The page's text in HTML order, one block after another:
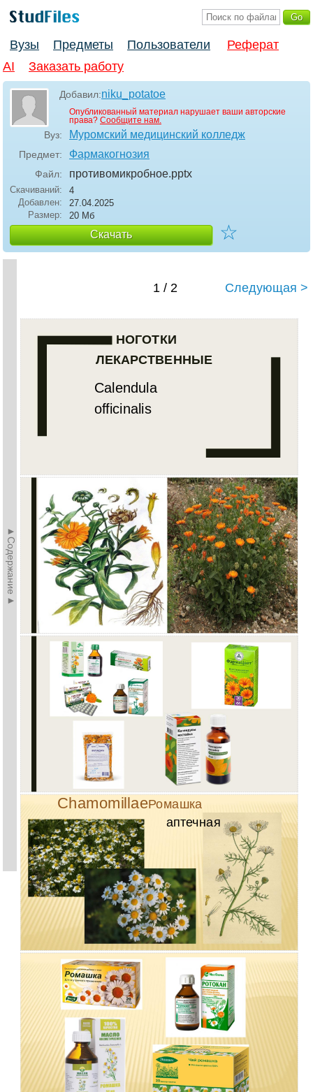
Вузы Предметы Пользователи
Реферат
AI
Заказать работу
Добавил:niku_potatoe
Опубликованный материал нарушает ваши авторские
права? Сообщите нам.
Вуз: Муромский медицинский колледж
Предмет: Фармакогнозия
Файл: противомикробное.pptx
Скачиваний:
4
Добавлен:
27.04.2025
Размер:
20 Мб
Скачать ☆
►Содержание►
1 / 2 Следующая >
НОГОТКИ
ЛЕКАРСТВЕННЫЕ
Calendula
officinalis
ChamomillaeРомашка
аптечная